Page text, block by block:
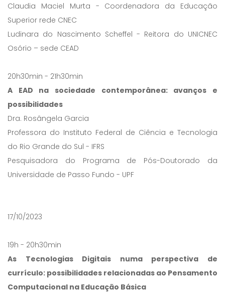
Claudia Maciel Murta - Coordenadora da Educação
Superior rede CNEC
Ludinara do Nascimento Scheffel - Reitora do UNICNEC
Osório – sede CEAD
20h30min - 21h30min
A EAD na sociedade contemporânea: avanços e
possibilidades
Dra. Rosângela Garcia
Professora do Instituto Federal de Ciência e Tecnologia
do Rio Grande do Sul - IFRS
Pesquisadora do Programa de Pós-Doutorado da
Universidade de Passo Fundo - UPF
17/10/2023
19h - 20h30min
As Tecnologias Digitais numa perspectiva de
currículo: possibilidades relacionadas ao Pensamento
Computacional na Educação Básica